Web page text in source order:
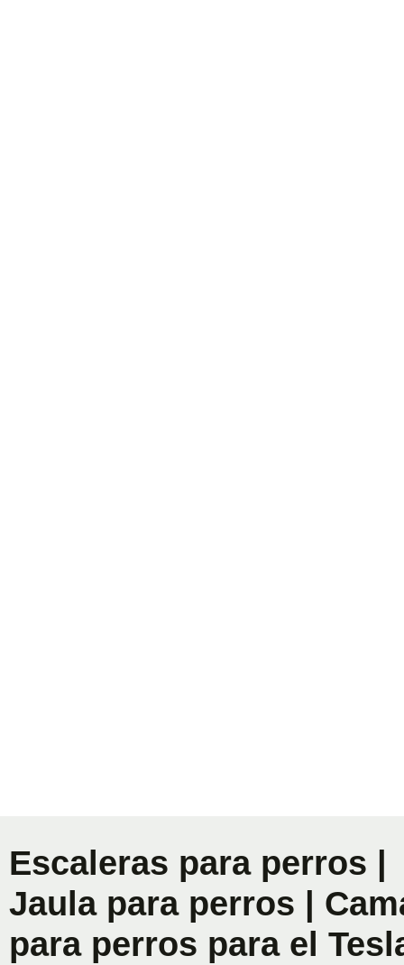
Escaleras para perros |
Jaula para perros |
para perros para el